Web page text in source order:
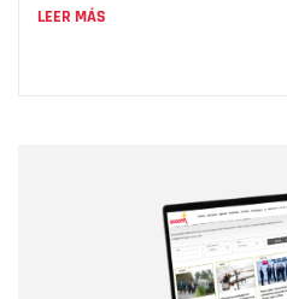
LEER MÁS
Correo electrónico